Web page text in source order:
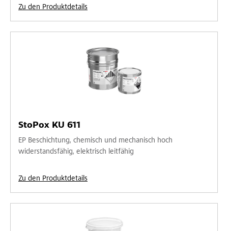
Zu den Produktdetails
StoPox KU 611
EP Beschichtung, chemisch und mechanisch hoch
widerstandsfähig, elektrisch leitfähig
Zu den Produktdetails